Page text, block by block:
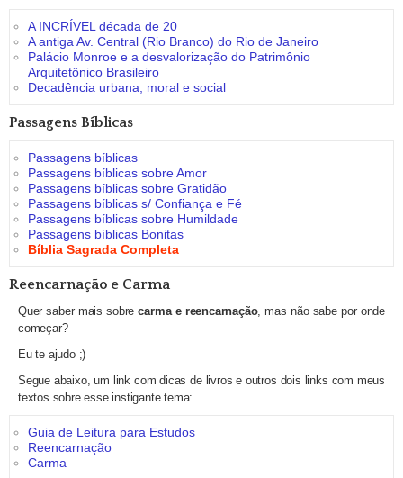
A INCRÍVEL década de 20
A antiga Av. Central (Rio Branco) do Rio de Janeiro
Palácio Monroe e a desvalorização do Patrimônio
Arquitetônico Brasileiro
Decadência urbana, moral e social
Passagens Bíblicas
Passagens bíblicas
Passagens bíblicas sobre Amor
Passagens bíblicas sobre Gratidão
Passagens bíblicas s/ Confiança e Fé
Passagens bíblicas sobre Humildade
Passagens bíblicas Bonitas
Bíblia Sagrada Completa
Reencarnação e Carma
Quer saber mais sobrecarma e reencarnação, mas não sabe por onde
começar?
Eu te ajudo ;)
Segue abaixo, um link com dicas de livros e outros dois links com meus
textos sobre esse instigante tema:
Guia de Leitura para Estudos
Reencarnação
Carma